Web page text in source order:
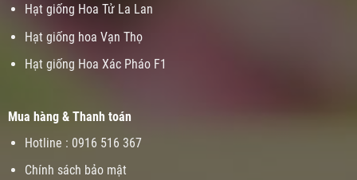
Hạt giống Hoa Tử La Lan
Hạt giống hoa Vạn Thọ
Hạt giống Hoa Xác Pháo F1
Mua hàng & Thanh toán
Hotline : 0916 516 367
Chính sách bảo mật